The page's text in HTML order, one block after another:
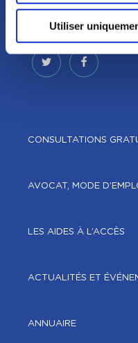
Utiliser
CONSULTATIONS
AVOCAT, MODE
LES AIDES À L’ACCÈS
ACTUALITÉS ET
ANNUAIRE